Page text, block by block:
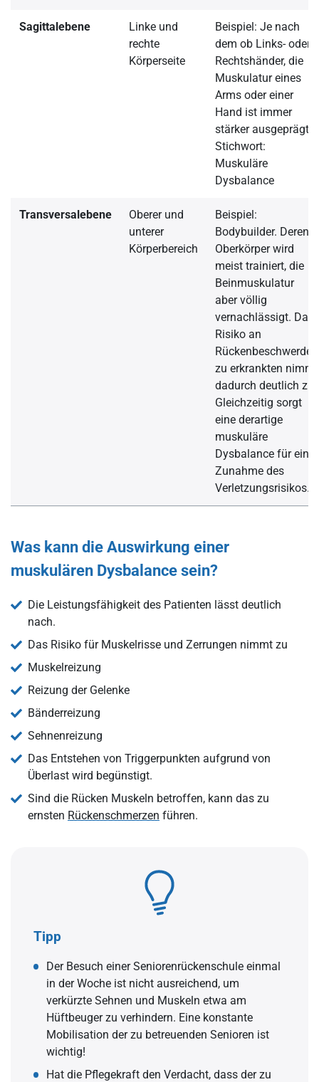
Sagittalebene
Linke und
rechte
Körperseite
Beispiel: Je nach
dem ob Links- oder
Rechtshänder, die
Muskulatur eines
Arms oder einer
Hand ist immer
stärker ausgeprägt-
Stichwort:
Muskuläre
Dysbalance
Transversalebene
Oberer und
unterer
Körperbereich
Beispiel:
Bodybuilder. Deren
Oberkörper wird
meist trainiert, die
Beinmuskulatur
aber völlig
vernachlässigt. Das
Risiko an
Rückenbeschwerden
zu erkrankten nimmt
dadurch deutlich zu.
Gleichzeitig sorgt
eine derartige
muskuläre
Dysbalance für eine
Zunahme des
Verletzungsrisikos.
Was kann die Auswirkung einer
muskulären Dysbalance sein?
Die Leistungsfähigkeit des Patienten lässt deutlich
nach.
Das Risiko für Muskelrisse und Zerrungen nimmt zu
Muskelreizung
Reizung der Gelenke
Bänderreizung
Sehnenreizung
Das Entstehen von Triggerpunkten aufgrund von
Überlast wird begünstigt.
Sind die Rücken Muskeln betroffen, kann das zu
ernsten Rückenschmerzen führen.
Tipp
Der Besuch einer Seniorenrückenschule einmal
in der Woche ist nicht ausreichend, um
verkürzte Sehnen und Muskeln etwa am
Hüftbeuger zu verhindern. Eine konstante
Mobilisation der zu betreuenden Senioren ist
wichtig!
Hat die Pflegekraft den Verdacht, dass der zu